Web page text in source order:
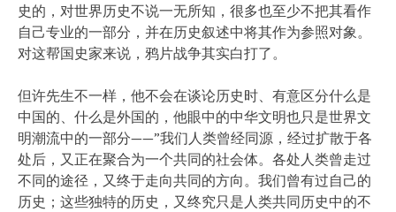
史的，对世界历史不说一无所知，很多也至少不把其看作
自己专业的一部分，并在历史叙述中将其作为参照对象。
对这帮国史家来说，鸦片战争其实白打了。
但许先生不一样，他不会在谈论历史时、有意区分什么是
中国的、什么是外国的，他眼中的中华文明也只是世界文
明潮流中的一部分——”我们人类曾经同源，经过扩散于各
处后，又正在聚合为一个共同的社会体。各处人类曾走过
不同的途径，又终于走向共同的方向。我们曾有过自己的
历史；这些独特的历史，又终究只是人类共同历史中的不